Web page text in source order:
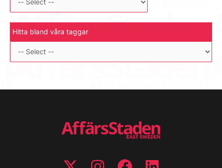
Hitta bland våra taggar